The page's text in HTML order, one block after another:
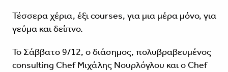
Τέσσερα χέρια, έξι courses, για μια μέρα μόνο, για
γεύμα και δείπνο.
Το Σάββατο 9/12, ο διάσημος, πολυβραβευμένος
consulting Chef Μιχάλης Νουρλόγλου και ο Chef